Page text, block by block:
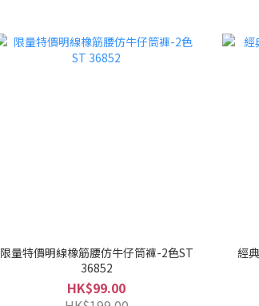
限量特價明線橡筋腰仿牛仔筒褲-2色ST
36852
HK$99.00
經